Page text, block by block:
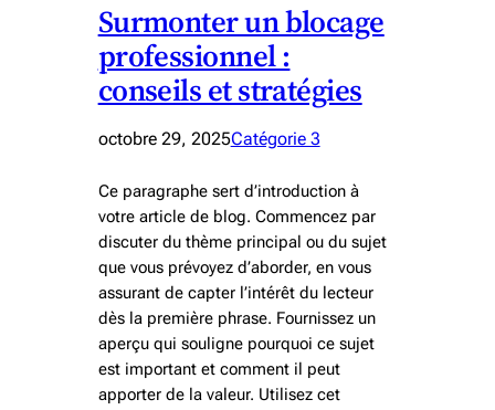
Surmonter un blocage
professionnel :
conseils et stratégies
octobre 29, 2025Catégorie 3
Ce paragraphe sert d’introduction à
votre article de blog. Commencez par
discuter du thème principal ou du sujet
que vous prévoyez d’aborder, en vous
assurant de capter l’intérêt du lecteur
dès la première phrase. Fournissez un
aperçu qui souligne pourquoi ce sujet
est important et comment il peut
apporter de la valeur. Utilisez cet